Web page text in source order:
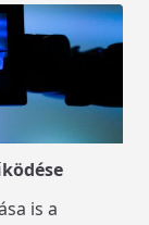
is a